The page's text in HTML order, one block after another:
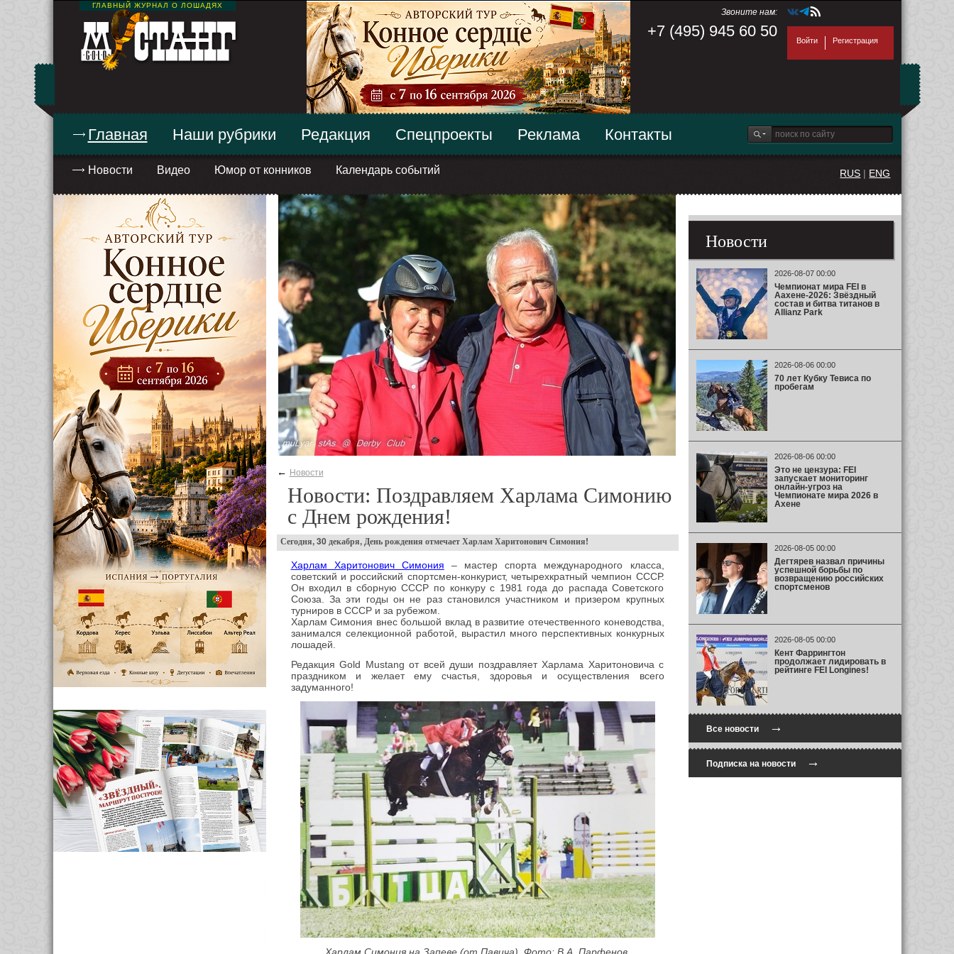
ГЛАВНЫЙ ЖУРНАЛ О ЛОШАДЯХ
Звоните нам:
+7 (495) 945 60 50
Войти Регистрация
Главная
Новости Видео Юмор от конников Календарь событий
Наши рубрики Редакция Спецпроекты Реклама Контакты
RUS | ENG
← Новости
Новости: Поздравляем Харлама Симонию
с Днем рождения!
Сегодня, 30 декабря, День рождения отмечает Харлам Харитонович Симония!
Харлам Харитонович Симония – мастер спорта международного класса,
советский и российский спортсмен-конкурист, четырехкратный чемпион СССР.
Он входил в сборную СССР по конкуру с 1981 года до распада Советского
Союза. За эти годы он не раз становился участником и призером крупных
турниров в СССР и за рубежом.
Харлам Симония внес большой вклад в развитие отечественного коневодства,
занимался селекционной работой, вырастил много перспективных конкурных
лошадей.
Редакция Gold Mustang от всей души поздравляет Харлама Харитоновича с
праздником и желает ему счастья, здоровья и осуществления всего
задуманного!
Новости
2026-08-07 00:00
Чемпионат мира FEI в
Аахене-2026: Звёздный
состав и битва титанов в
Allianz Park
2026-08-06 00:00
70 лет Кубку Тевиса по
пробегам
2026-08-06 00:00
Это не цензура: FEI
запускает мониторинг
онлайн-угроз на
Чемпионате мира 2026 в
Ахене
2026-08-05 00:00
Дегтярев назвал причины
успешной борьбы по
возвращению российских
спортсменов
2026-08-05 00:00
Кент Фаррингтон
продолжает лидировать в
рейтинге FEI Longines!
Все новости→
Подписка на новости→